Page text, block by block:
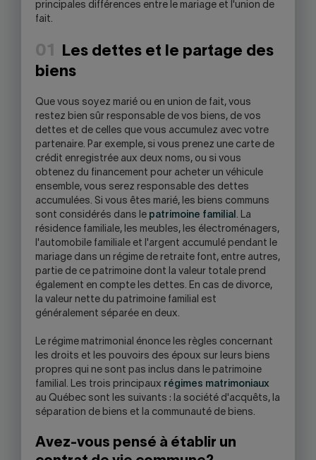
principales différences entre le mariage et l'union de
fait.
01
Les dettes et le partage des
biens
Que vous soyez marié ou en union de fait, vous
restez bien sûr responsable de vos biens, de vos
dettes et de celles que vous accumulez avec votre
partenaire. Par exemple, si vous prenez une carte de
crédit enregistrée aux deux noms, ou si vous
obtenez du financement pour acheter un véhicule
ensemble, vous serez responsable des dettes
accumulées. Si vous êtes marié, les biens communs
sont considérés dans le patrimoine familial . La
résidence familiale, les meubles, les électroménagers,
l'automobile familiale et l'argent accumulé pendant le
mariage dans un régime de retraite font, entre autres,
partie de ce patrimoine dont la valeur totale prend
également en compte les dettes. En cas de divorce,
la valeur nette du patrimoine familial est
généralement séparée en deux.
Le régime matrimonial énonce les règles concernant
les droits et les pouvoirs des époux sur leurs biens
propres qui ne sont pas inclus dans le patrimoine
familial. Les trois principaux régimes matrimoniaux
au Québec sont les suivants : la société d'acquêts, la
séparation de biens et la communauté de biens.
Avez-vous pensé à établir un